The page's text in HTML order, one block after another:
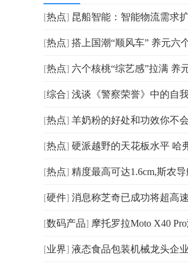
[热点] 昆船智能：智能物流需求扩大行业前景广阔 重
[热点] 搭上国潮“顺风车” 养元六个核桃传递品牌
[热点] 六个核桃“综艺感”拉满 养元饮品持续拓展
[综合] 浅谈《警察荣誉》中的自
[热点] 羊奶粉的好处和功效你不会还不知道
[热点] 硬派越野的天花板水平 哈弗H9带你一
[热点] 精度最高可达1.6cm,斯农导航通过性能
[硬件] 消息称芝奇已成功将超高速DDR5-8000超频内存
[数码产品] 摩托罗拉Moto X40 Pro渲染图曝光 采用了
[业界] 液态食品包装机械龙头企业有望迎来新